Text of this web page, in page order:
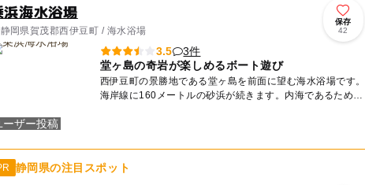
浜海水浴場
静岡県賀茂郡西伊豆町 / 海水浴場
保存
42
ーザー投稿
3.5
3件
堂ヶ島の奇岩が楽しめるボート遊び
西伊豆町の景勝地である堂ヶ島を前面に望む海水浴場です。
海岸線に160メートルの砂浜が続きます。内海であるため、
静岡県の注目スポット